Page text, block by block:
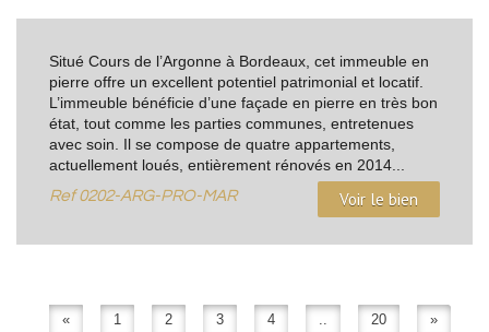
Situé Cours de l’Argonne à Bordeaux, cet immeuble en
pierre offre un excellent potentiel patrimonial et locatif.
L’immeuble bénéficie d’une façade en pierre en très bon
état, tout comme les parties communes, entretenues
avec soin. Il se compose de quatre appartements,
actuellement loués, entièrement rénovés en 2014...
Ref0202-ARG-PRO-MAR Voir le bien
« 1 2 3 4 .. 20 »